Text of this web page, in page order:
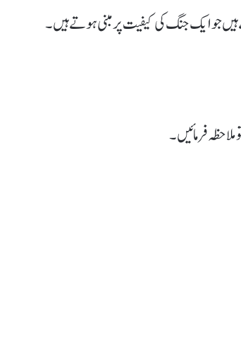
جو ایک جنگ کی کیفیت پر مبنی ہوتے ہیں۔
فرمائیں ۔